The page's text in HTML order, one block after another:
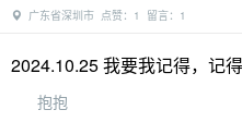
广东省深圳市 点赞：1 留言：1
2024.10.25 我要我记得，记
抱抱